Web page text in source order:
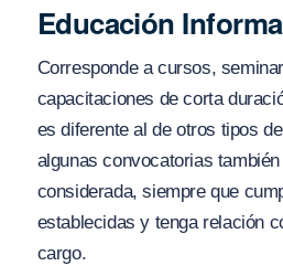
Educación
Corresponde a cursos,
capacitaciones de corta
es diferente al de otros tipos
algunas convocatorias
considerada, siempre que
establecidas y tenga relación
cargo.